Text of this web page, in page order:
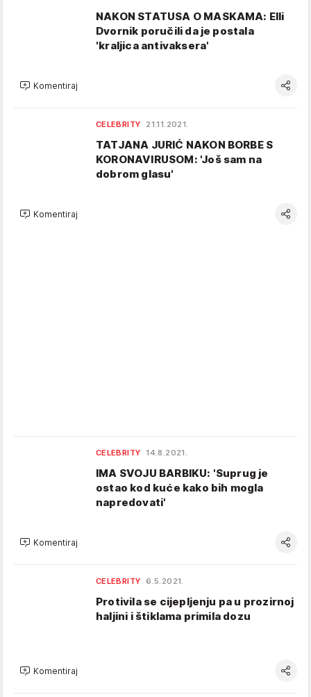
NAKON STATUSA O MASKAMA: Elli
Dvornik poručili da je postala
'kraljica antivaksera'
Komentiraj
CELEBRITY 21.11.2021.
TATJANA JURIĆ NAKON BORBE S
KORONAVIRUSOM: 'Još sam na
dobrom glasu'
Komentiraj
CELEBRITY 14.8.2021.
IMA SVOJU BARBIKU: 'Suprug je
ostao kod kuće kako bih mogla
napredovati'
Komentiraj
CELEBRITY 6.5.2021.
Protivila se cijepljenju pa u prozirnoj
haljini i štiklama primila dozu
Komentiraj